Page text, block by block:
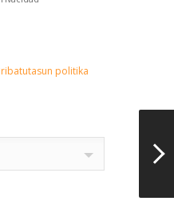
politika